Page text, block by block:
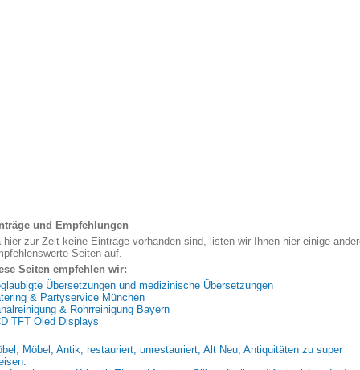
und Empfehlungen
hier zur Zeit keine Einträge vorhanden sind, listen wir Ihnen hier einige
Seiten auf.
Seiten empfehlen wir:
Übersetzungen und medizinische Übersetzungen
& Partyservice München
& Rohrreinigung Bayern
TFT Oled Displays
Möbel, Antik, restauriert, unrestauriert, Alt Neu, Antiquitäten zu super